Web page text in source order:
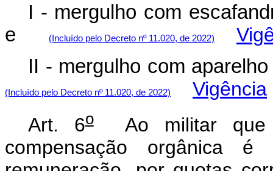
I - mergulho com
e
(Incluído pelo Decreto nº 11.020, de 2022)
II - mergulho com
(Incluído pelo Decreto nº 11.020, de 2022)
Vigência
Art. 6oAo militar que
compensação orgânica